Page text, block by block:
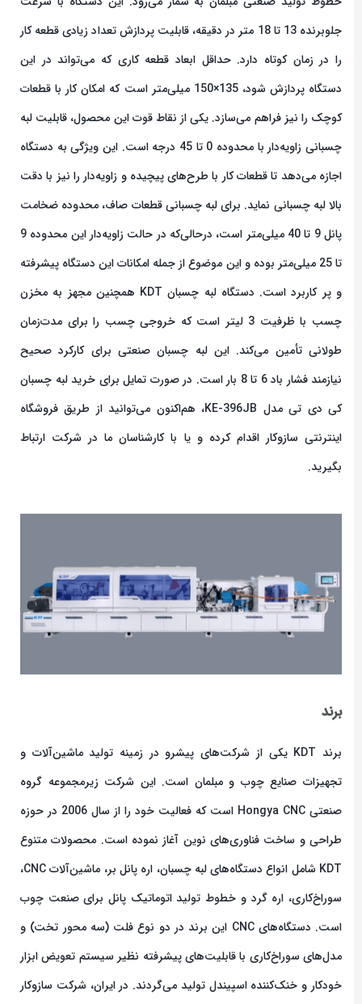
جلوبرنده 13 تا 18 متر در دقیقه، قابلیت پردازش تعداد زیادی قطعه کار
را در زمان کوتاه دارد. حداقل ابعاد قطعه کاری که می‌تواند در این
دستگاه پردازش شود، 135×150 میلی‌متر است که امکان کار با قطعات
کوچک را نیز فراهم می‌سازد. یکی از نقاط قوت این محصول، قابلیت لبه
چسبانی زاویه‌دار با محدوده 0 تا 45 درجه است. این ویژگی به دستگاه
اجازه می‌دهد تا قطعات کار با طرح‌های پیچیده و زاویه‌دار را نیز با دقت
بالا لبه چسبانی نماید. برای لبه چسبانی قطعات صاف، محدوده ضخامت
پانل 9 تا 40 میلی‌متر است، درحالی‌که در حالت زاویه‌دار این محدوده 9
تا 25 میلی‌متر بوده و این موضوع از جمله امکانات این دستگاه پیشرفته
و پر کاربرد است. دستگاه لبه چسبان KDT همچنین مجهز به مخزن
چسب با ظرفیت 3 لیتر است که خروجی چسب را برای مدت‌زمان
طولانی تأمین می‌کند. این لبه چسبان صنعتی برای کارکرد صحیح
نیازمند فشار باد 6 تا 8 بار است. در صورت تمایل برای خرید لبه چسبان
کی دی تی مدل KE-396JB، هم‌اکنون می‌توانید از طریق فروشگاه
اینترنتی سازوکار اقدام کرده و یا با کارشناسان ما در شرکت ارتباط
بگیرید.
برند
برند KDT یکی از شرکت‌های پیشرو در زمینه تولید ماشین‌آلات و
تجهیزات صنایع چوب و مبلمان است. این شرکت زیرمجموعه گروه
صنعتی Hongya CNC است که فعالیت خود را از سال 2006 در حوزه
طراحی و ساخت فناوری‌های نوین آغاز نموده است. محصولات متنوع
KDT شامل انواع دستگاه‌های لبه چسبان، اره پانل بر، ماشین‌آلات CNC،
سوراخ‌کاری، اره گرد و خطوط تولید اتوماتیک پانل برای صنعت چوب
است. دستگاه‌های CNC این برند در دو نوع فلت (سه محور تخت) و
مدل‌های سوراخ‌کاری با قابلیت‌های پیشرفته نظیر سیستم تعویض ابزار
خودکار و خنک‌کننده اسپیندل تولید می‌گردند. در ایران، شرکت سازوکار